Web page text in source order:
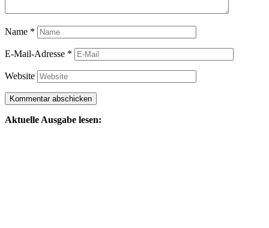
Name *
E-Mail-Adresse *
Website
Aktuelle Ausgabe lesen: